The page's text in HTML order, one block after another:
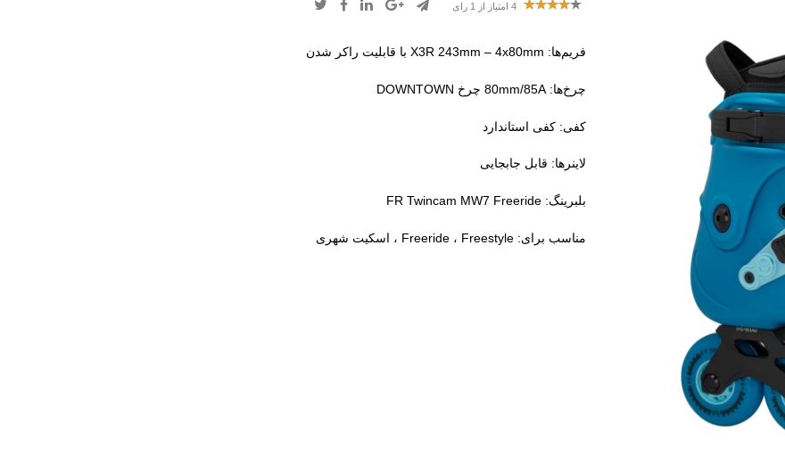
4 امتیاز از 1 رای
فریم‌ها: X3R 243mm – 4x80mm با قابلیت راکر شدن
چرخ‌ها: 80mm/85A چرخ DOWNTOWN
کفی: کفی استاندارد
لاینرها: قابل جابجایی
بلبرینگ: FR Twincam MW7 Freeride
مناسب برای: Freeride ، Freestyle ، اسکیت شهری